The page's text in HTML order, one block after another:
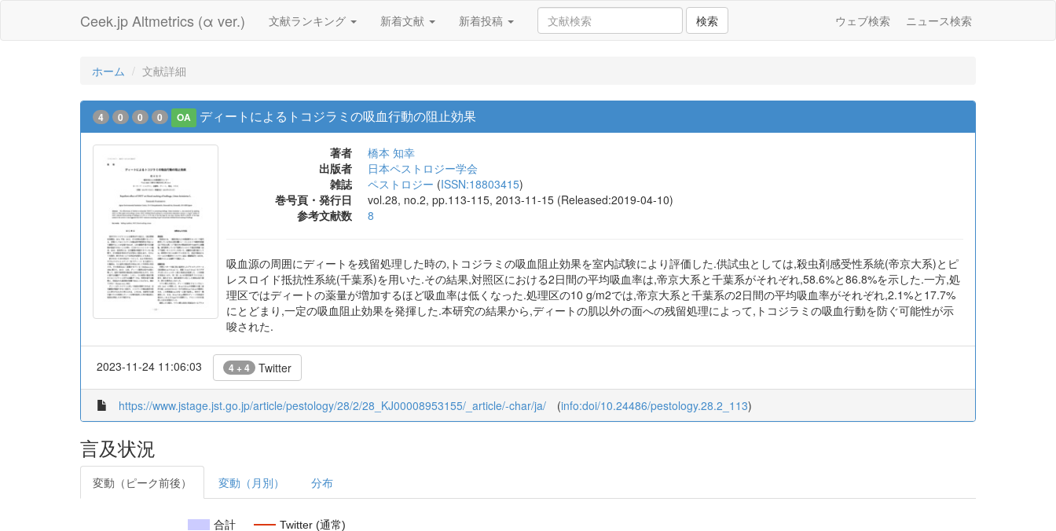
Ceek.jp Altmetrics (α ver.) 文献ランキング 新着文献 新着投稿 検索 ウェブ検索 ニュース検索
ホーム 文献詳細
4 0 0 0 OA ディートによるトコジラミの吸血行動の阻止効果
著者
橋本 知幸
出版者
日本ペストロジー学会
雑誌
ペストロジー (ISSN:18803415)
巻号頁・発行日
vol.28, no.2, pp.113-115, 2013-11-15 (Released:2019-04-10)
参考文献数
8
吸血源の周囲にディートを残留処理した時の,トコジラミの吸血阻止効果を室内試験により評価した.供試虫としては,殺虫剤感受性系統(帝京大系)とピ
レスロイド抵抗性系統(千葉系)を用いた.その結果,対照区における2日間の平均吸血率は,帝京大系と千葉系がそれぞれ,58.6%と86.8%を示した.一方,処
理区ではディートの薬量が増加するほど吸血率は低くなった.処理区の10 g/m2では,帝京大系と千葉系の2日間の平均吸血率がそれぞれ,2.1%と17.7%
にとどまり,一定の吸血阻止効果を発揮した.本研究の結果から,ディートの肌以外の面への残留処理によって,トコジラミの吸血行動を防ぐ可能性が示
唆された.
2023-11-24 11:06:03 4 + 4 Twitter
https://www.jstage.jst.go.jp/article/pestology/28/2/28_KJ00008953155/_article/-char/ja/ (info:doi/10.24486/pestology.28.2_113)
言及状況
変動（ピーク前後） 変動（月別） 分布
合計 Twitter (通常)